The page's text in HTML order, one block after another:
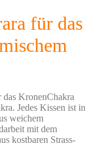
für das
KronenChakra
Jedes Kissen ist in
weichem
mit dem
kostbaren Strass-